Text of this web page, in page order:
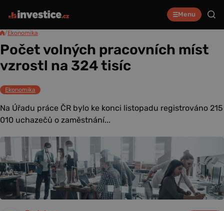
Menu
/Ekonomika
Počet volných pracovních míst
vzrostl na 324 tisíc
Ekonomika
Na Úřadu práce ČR bylo ke konci listopadu registrováno 215
010 uchazečů o zaměstnání...